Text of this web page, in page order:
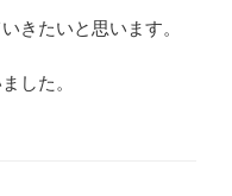
きたいと思います。
した。